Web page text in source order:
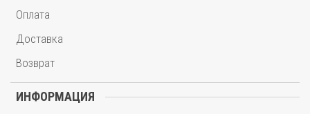
Оплата
Доставка
Возврат
ИНФОРМАЦИЯ